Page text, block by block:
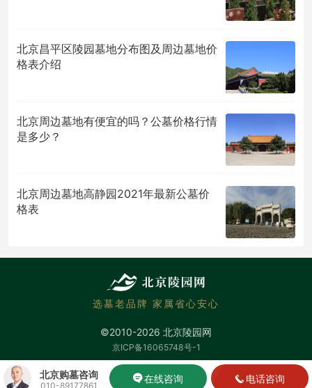
北京昌平区陵园墓地分布图及周边墓地价
格表介绍
北京周边墓地有便宜的吗？公墓价格行情
是多少？
北京周边墓地高静园2021年最新公墓价
格表
北京购墓咨询
010-89177861
在线咨询 电话咨询
选墓老品牌 家属省心安心
©2010-2026 北京陵园网
京ICP备16065748号-1